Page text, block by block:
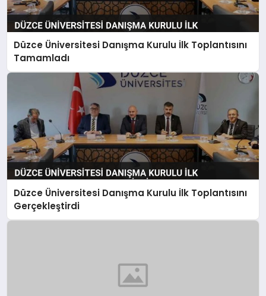
Düzce Üniversitesi Danışma Kurulu İlk Toplantısını
Tamamladı
Düzce Üniversitesi Danışma Kurulu İlk Toplantısını
Gerçekleştirdi